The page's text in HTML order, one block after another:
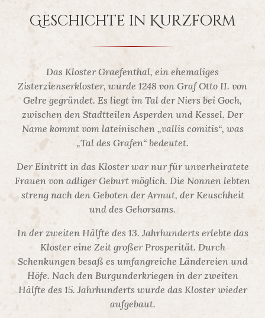
Geschichte in Kurzform
Das Kloster Graefenthal, ein ehemaliges
Zisterzienserkloster, wurde 1248 von Graf Otto II. von
Gelre gegründet. Es liegt im Tal der Niers bei Goch,
zwischen den Stadtteilen Asperden und Kessel. Der
Name kommt vom lateinischen „vallis comitis“, was
„Tal des Grafen“ bedeutet.
Der Eintritt in das Kloster war nur für unverheiratete
Frauen von adliger Geburt möglich. Die Nonnen lebten
streng nach den Geboten der Armut, der Keuschheit
und des Gehorsams.
In der zweiten Hälfte des 13. Jahrhunderts erlebte das
Kloster eine Zeit großer Prosperität. Durch
Schenkungen besaß es umfangreiche Ländereien und
Höfe. Nach den Burgunderkriegen in der zweiten
Hälfte des 15. Jahrhunderts wurde das Kloster wieder
aufgebaut.